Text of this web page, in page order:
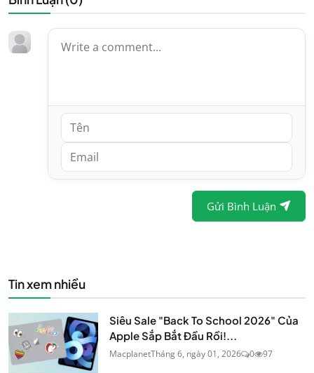
Gửi Bình Luận
Tin xem nhiều
Siêu Sale "Back To School 2026" Của
Apple Sắp Bắt Đầu Rồi!...
MacplanetTháng 6, ngày 01, 2026 0 97